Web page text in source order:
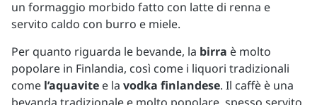
un formaggio morbido fatto con latte di renna e
servito caldo con burro e miele.
Per quanto riguarda le bevande, la birra è molto
popolare in Finlandia, così come i liquori tradizionali
come l’aquavite e la vodka finlandese. Il caffè è una